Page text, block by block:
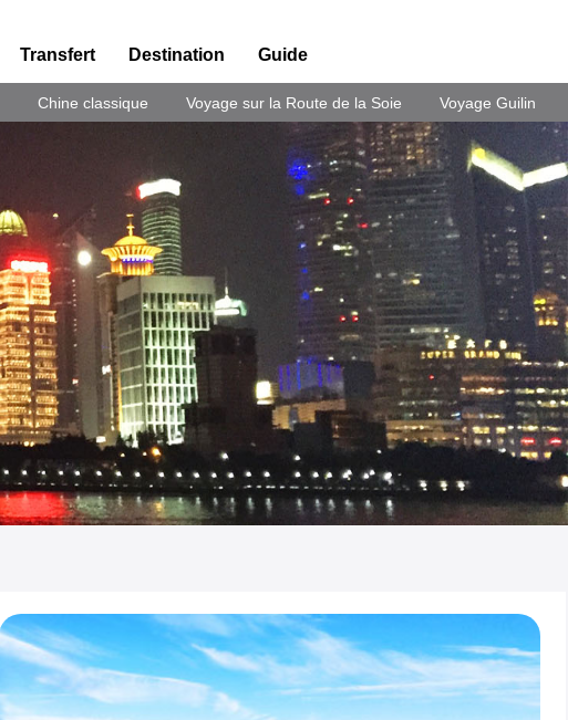
Transfert Destination Guide
Chine classique Voyage sur la Route de la Soie Voyage Guilin